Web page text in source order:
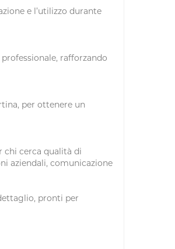
e l’utilizzo durante
rafforzando
per ottenere un
chi cerca qualità di
aziendali, comunicazione
pronti per